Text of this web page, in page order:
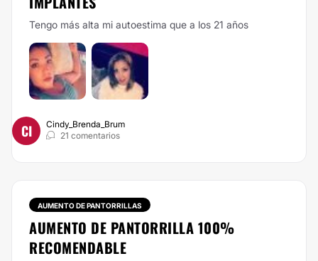
Tengo más alta mi autoestima que a los 21 años
CI
Cindy_Brenda_Brum
21 comentarios
AUMENTO DE PANTORRILLAS
AUMENTO DE PANTORRILLA 100%
RECOMENDABLE